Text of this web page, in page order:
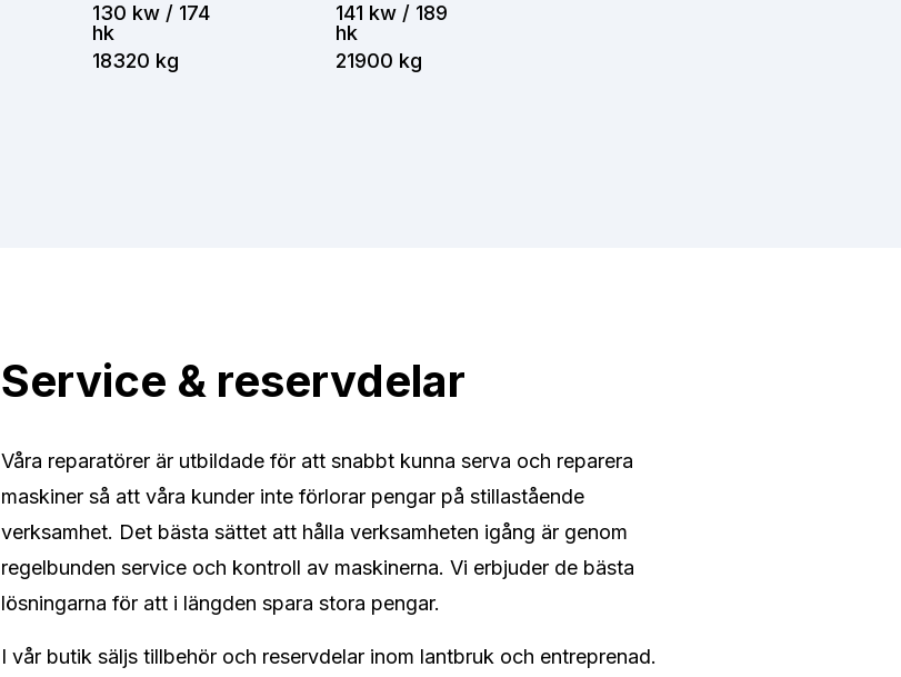
130 kw / 174
hk
18320 kg
141 kw / 189
hk
21900 kg
Service & reservdelar
Våra reparatörer är utbildade för att snabbt kunna serva och reparera
maskiner så att våra kunder inte förlorar pengar på stillastående
verksamhet. Det bästa sättet att hålla verksamheten igång är genom
regelbunden service och kontroll av maskinerna. Vi erbjuder de bästa
lösningarna för att i längden spara stora pengar.
I vår butik säljs tillbehör och reservdelar inom lantbruk och entreprenad.